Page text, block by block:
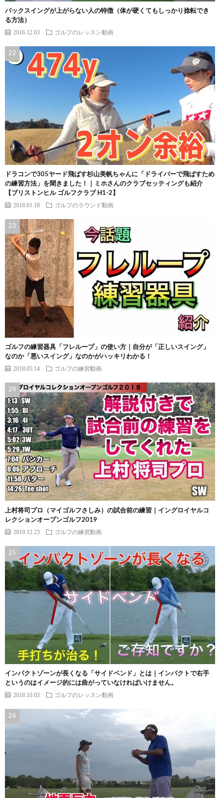
バックスイングが上がらない人の特徴（体が硬くてもしっかり捻転でき
る方法）
2016.12.03 ゴルフのレッスン動画
ドラコンで305ヤード飛ばす杉山美帆ちゃんに「ドライバーで飛ばすため
の練習方法」を聞きました！｜ミホさんのクラブセッティングも紹介
【ブリストンヒル ゴルフクラブ H1-2】
2018.01.18 ゴルフのラウンド動画
ゴルフの練習器具「フレループ」の使い方｜自分が「正しいスイング」
なのか「悪いスイング」なのかがハッキリわかる！
2018.05.14 ゴルフの練習動画
上村将司プロ（マイゴルフさしみ）の試合前の練習｜イングロイヤルコ
レクションオープンゴルフ2019
2019.12.23 ゴルフの練習動画
インパクトゾーンが長くなる「サイドベンド」とは｜インパクトで右手
というのはイメージ的には曲がっていなければいけません。
2018.10.03 ゴルフのレッスン動画